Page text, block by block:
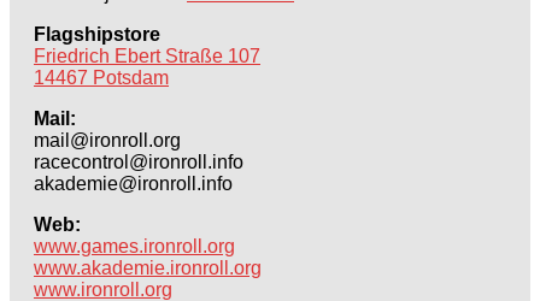
Flagshipstore
Friedrich Ebert Straße 107
14467 Potsdam
Mail:
mail@ironroll.org
racecontrol@ironroll.info
akademie@ironroll.info
Web:
www.games.ironroll.org
www.akademie.ironroll.org
www.ironroll.org